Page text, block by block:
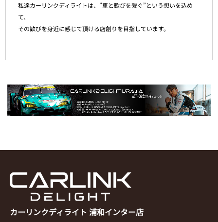
私達カーリンクディライトは、”車と歓びを繋ぐ”という想いを込め
て、
その歓びを身近に感じて頂ける店創りを目指しています。
カーリンクディライト 浦和インター店